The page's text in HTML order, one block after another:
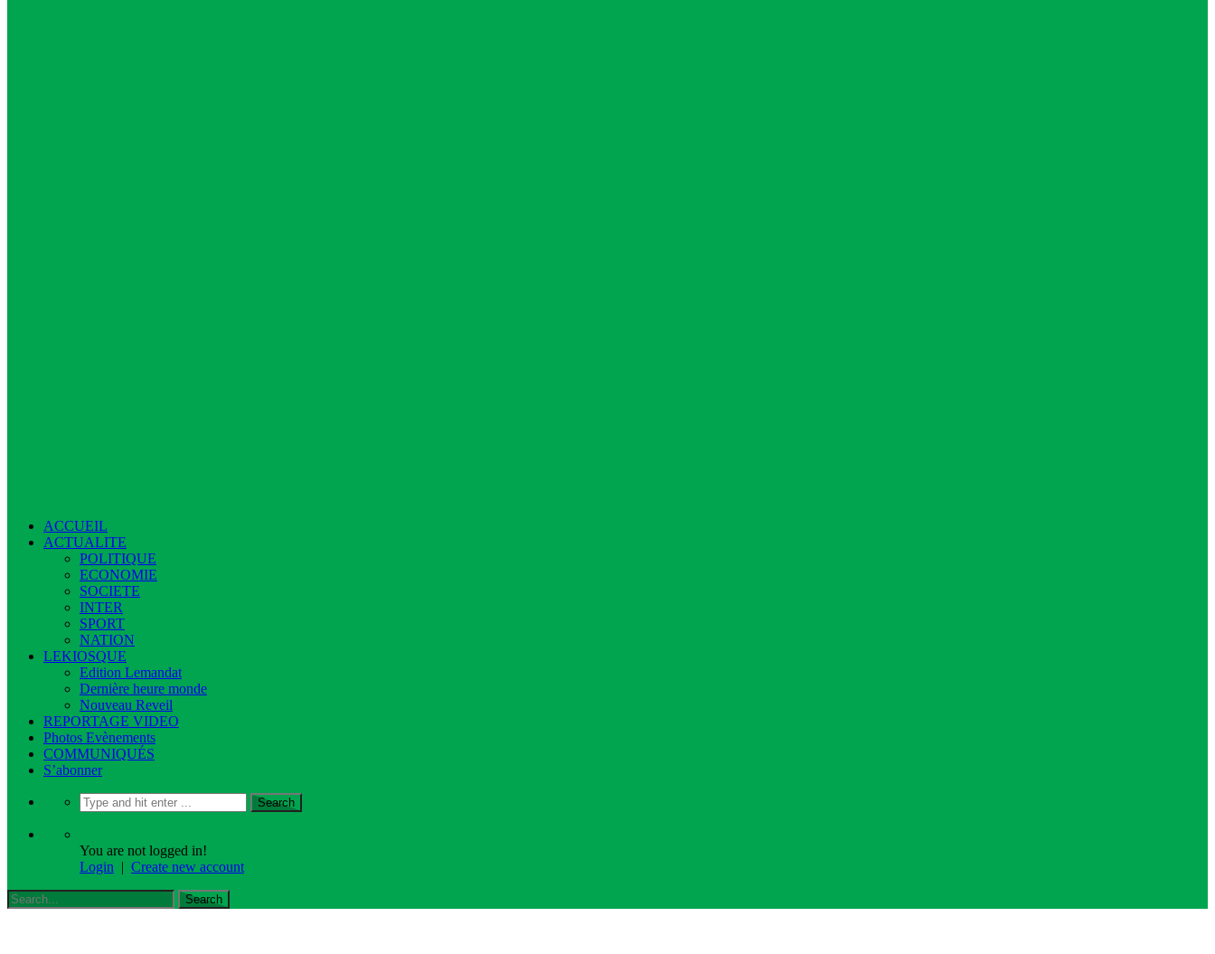
ACCUEIL
ACTUALITE
POLITIQUE
ECONOMIE
SOCIETE
INTER
SPORT
NATION
LEKIOSQUE
Edition Lemandat
Dernière heure monde
Nouveau Reveil
REPORTAGE VIDEO
Photos Evènements
COMMUNIQUÉS
S’abonner
You are not logged in!
Login | Create new account